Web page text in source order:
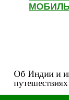
Об Индии и